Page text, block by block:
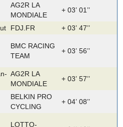
AG2R LA
MONDIALE
+ 03’ 01’’
FDJ.FR + 03’ 47’’
BMC RACING
TEAM
+ 03’ 56’’
AG2R LA
MONDIALE
+ 03’ 57’’
BELKIN PRO
CYCLING
+ 04’ 08’’
LOTTO-